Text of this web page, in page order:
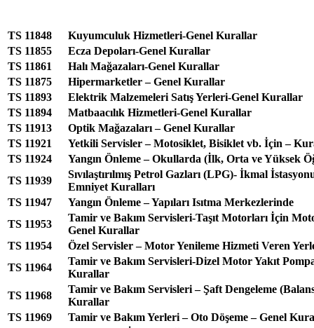
TS 11848
Kuyumculuk Hizmetleri-Genel Kurallar
TS 11855
Ecza Depoları-Genel Kurallar
TS 11861
Halı Mağazaları-Genel Kurallar
TS 11875
Hipermarketler – Genel Kurallar
TS 11893
Elektrik Malzemeleri Satış Yerleri-Genel Kurallar
TS 11894
Matbaacılık Hizmetleri-Genel Kurallar
TS 11913
Optik Mağazaları – Genel Kurallar
TS 11921
Yetkili Servisler – Motosiklet, Bisiklet vb. İçin –
TS 11924
Yangın Önleme – Okullarda (İlk, Orta ve Yüksek
TS 11939
Sıvılaştırılmış Petrol Gazları (LPG)- İkmal
Emniyet Kuralları
TS 11947
Yangın Önleme – Yapıları Isıtma Merkezlerinde
TS 11953
Tamir ve Bakım Servisleri-Taşıt Motorları İçin
Genel Kurallar
TS 11954
Özel Servisler – Motor Yenileme Hizmeti Veren
TS 11964
Tamir ve Bakım Servisleri-Dizel Motor Yakıt
Kurallar
TS 11968
Tamir ve Bakım Servisleri – Şaft Dengeleme
Kurallar
TS 11969
Tamir ve Bakım Yerleri – Oto Döşeme – Genel